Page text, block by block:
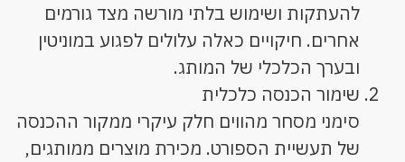
להעתקות ושימוש בלתי מורשה מצד גורמים
אחרים. חיקויים כאלה עלולים לפגוע במוניטין
ובערך הכלכלי של המותג.
שימור הכנסה כלכלית
סימני מסחר מהווים חלק עיקרי ממקור ההכנסה
של תעשיית הספורט. מכירת מוצרים ממותגים,